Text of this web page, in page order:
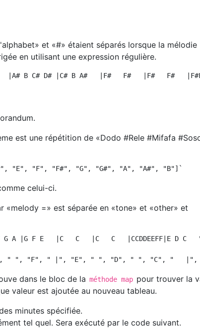
et «#» étaient séparés lorsque la mélodie
en utilisant une expression régulière.
est une répétition de «Dodo #Rele #Mifafa
celui-ci.
«melody =» est séparée en «tone» et «other» et
G A |G F E   |C   C   |C   C   |CCDDEEFF|E D C
dans le bloc de la méthode map pour trouver la
valeur est ajoutée au nouveau tableau.
minutes spécifiée.
tel quel. Sera exécuté par le code suivant.